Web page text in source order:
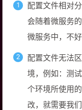
配置文件相对
会随着微服务
微服务中，不
配置文件无法
境，例如：测
个环境所使用
改，就需要我